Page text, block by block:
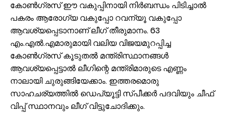
കോൺഗ്രസ് ഈ വകുപ്പിനായി നിർബന്ധം പിടിച്ചാൽ
പകരം ആരോഗ്യ വകുപ്പോ റവന്യൂ വകുപ്പോ
ആവശ്യപ്പെടാനാണ് ലീഗ് തീരുമാനം. 63
എം.എൽ.എമാരുമായി വലിയ വിജയമുറപ്പിച്ച
കോൺഗ്രസ് കൂടുതൽ മന്ത്രിസ്ഥാനങ്ങൾ
ആവശ്യപ്പെട്ടാൽ ലീഗിന്റെ മന്ത്രിമാരുടെ എണ്ണം
നാലായി ചുരുങ്ങിയേക്കാം. ഇത്തരമൊരു
സാഹചര്യത്തിൽ ഡെപ്യൂട്ടി സ്പീക്കർ പദവിയും ചീഫ്
വിപ്പ് സ്ഥാനവും ലീഗ് വിട്ടുചോദിക്കും.